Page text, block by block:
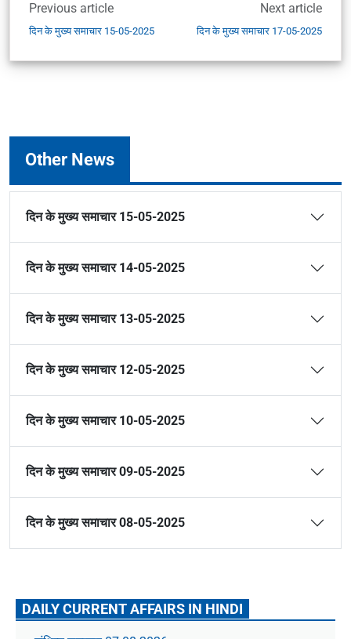
Previous article
दिन के मुख्य समाचार 15-05-2025
Next article
दिन के मुख्य समाचार 17-05-2025
Other News
दिन के मुख्य समाचार 15-05-2025
दिन के मुख्य समाचार 14-05-2025
दिन के मुख्य समाचार 13-05-2025
दिन के मुख्य समाचार 12-05-2025
दिन के मुख्य समाचार 10-05-2025
दिन के मुख्य समाचार 09-05-2025
दिन के मुख्य समाचार 08-05-2025
DAILY CURRENT AFFAIRS IN HINDI